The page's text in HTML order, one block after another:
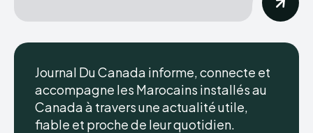
Journal Du Canada informe, connecte et
accompagne les Marocains installés au
Canada à travers une actualité utile,
fiable et proche de leur quotidien.